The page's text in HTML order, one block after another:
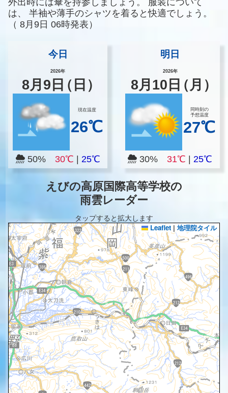
は、
半袖や薄手のシャツを着ると快適でしょう。
（ 8月9日 06時発表）
今日
2026年
8月 9 日（日）
現在温度
26℃
50% 30℃ 25℃
明日
2026年
8月 10 日（月）
同時刻の
予想温度
27℃
30% 31℃ |25℃
えびの高原国際高等学校の
雨雲レーダー
タップすると拡大します
Leaflet | 地理院タイル